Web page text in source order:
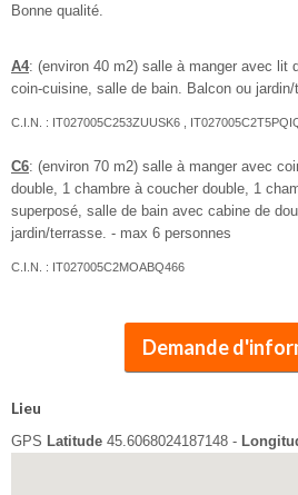
Bonne qualité.
A4: (environ 40 m2) salle à manger avec lit
coin-cuisine, salle de bain. Balcon ou
C.I.N. : IT027005C253ZUUSK6 ,
C6: (environ 70 m2) salle à manger avec
double, 1 chambre à coucher double, 1
superposé, salle de bain avec cabine de
jardin/terrasse. - max 6 personnes
C.I.N. : IT027005C2MOABQ466
Demande
Lieu
GPS Latitude 45.6068024187148 -